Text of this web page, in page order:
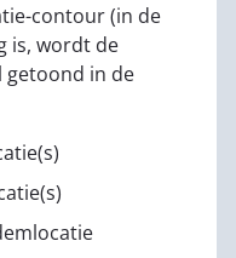
contour (in de
is, wordt de
getoond in de